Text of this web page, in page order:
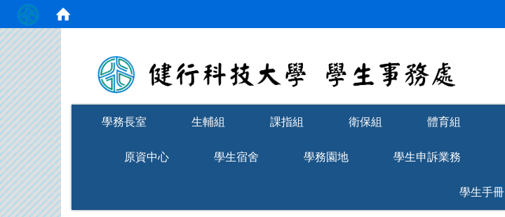
學務長室 生輔組 課指組 衛保組 體育組
原資中心 學生宿舍 學務園地 學生申訴業務
學生手冊